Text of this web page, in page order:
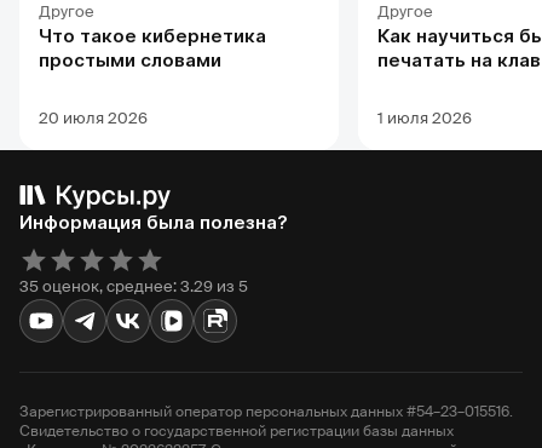
Другое
Что такое кибернетика
простыми словами
20 июля 2026
Другое
Как научиться
печатать на
1 июля 2026
Информация была полезна?
35 оценок, среднее: 3.29 из 5
Зарегистрированный оператор персональных данных #54–23–015516.
Свидетельство о государственной регистрации базы данных